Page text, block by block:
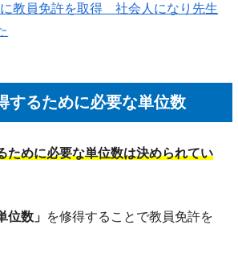
教員免許を取得 社会人になり先生
するために必要な単位数
ために必要な単位数は決められてい
位数」 を修得することで教員免許を